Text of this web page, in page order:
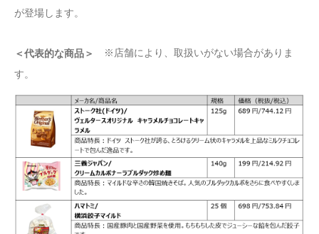
が登場します。
＜代表的な商品＞
※店舗により、取扱いがない場合がありま
す。